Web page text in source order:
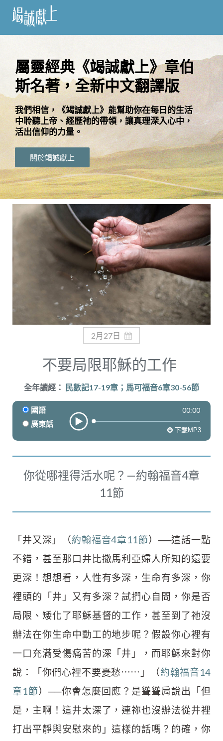
閱
語
言
關
於
竭
誠
獻
上
奉獻
屬靈經典《竭誠獻上》章伯
斯名著，全新中文翻譯版
我們相信，《竭誠獻上》能幫助你在每日的生活
中聆聽上帝、經歷祂的帶領，讓真理深入心中，
活出信仰的力量。
關於竭誠獻上
2月27日
不要局限耶穌的工作
全年讀經： 民數記17-19章；馬可福音6章30-56節
國語
廣東話
00:00
下載MP3
你從哪裡得活水呢？—約翰福音4章
11節
「井又深」（約翰福音4章11節）──這話一點
不錯，甚至那口井比撒馬利亞婦人所知的還要
更深！想想看，人性有多深，生命有多深，你
裡頭的「井」又有多深？試捫心自問，你是否
局限、矮化了耶穌基督的工作，甚至到了祂沒
辦法在你生命中動工的地步呢？假設你心裡有
一口充滿受傷痛苦的深「井」，而耶穌來對你
說：「你們心裡不要憂愁⋯⋯」（約翰福音14
章1節）──你會怎麼回應？是聳聳肩說出「但
是，主啊！這井太深了，連祢也沒辦法從井裡
打出平靜與安慰來的」這樣的話嗎？的確，你